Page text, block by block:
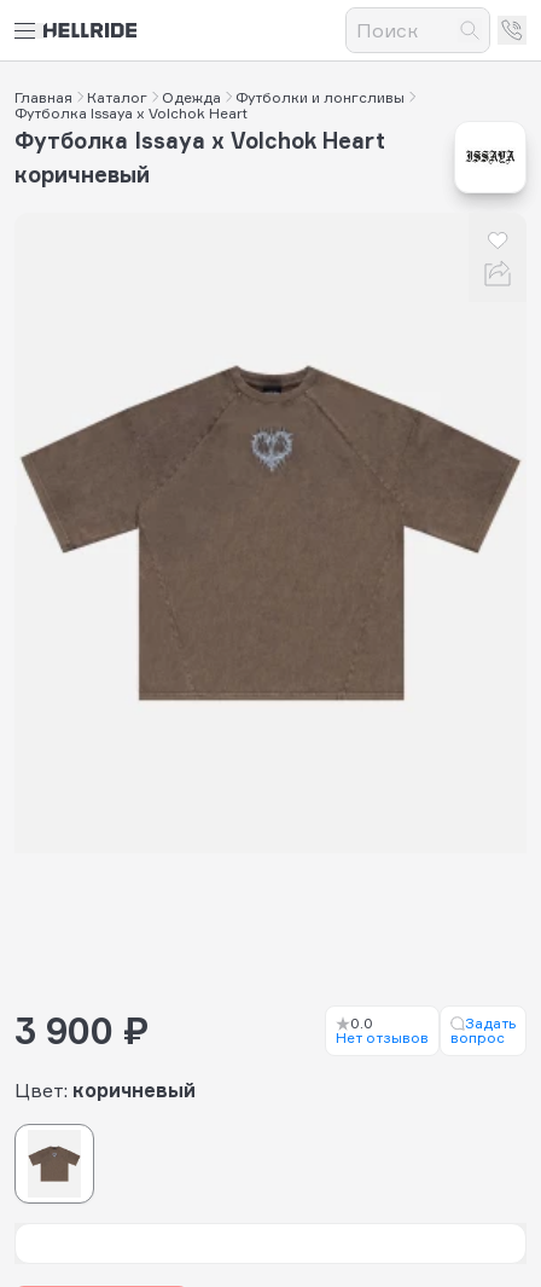
Главная Каталог Одежда
Футболки и лонгсливы
Футболка Issaya x Volchok Heart
Футболка Issaya x Volchok Heart
коричневый
Цвет: коричневый
3 900 ₽
0.0
Нет отзывов
Задать
вопрос